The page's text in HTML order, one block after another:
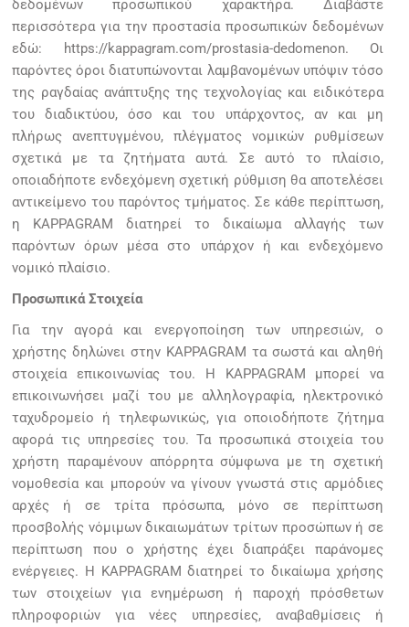
δεδομένων προσωπικού χαρακτήρα. Διαβάστε
περισσότερα για την προστασία προσωπικών δεδομένων
εδώ:
https://kappagram.com/prostasia-dedomenon. Οι
παρόντες όροι διατυπώνονται λαμβανομένων υπόψιν τόσο
της ραγδαίας ανάπτυξης της τεχνολογίας και ειδικότερα
του διαδικτύου, όσο και του υπάρχοντος, αν και μη
πλήρως ανεπτυγμένου, πλέγματος νομικών ρυθμίσεων
σχετικά με τα ζητήματα αυτά. Σε αυτό το πλαίσιο,
οποιαδήποτε ενδεχόμενη σχετική ρύθμιση θα αποτελέσει
αντικείμενο του παρόντος τμήματος. Σε κάθε περίπτωση,
η KAPPAGRAM διατηρεί το δικαίωμα αλλαγής των
παρόντων όρων μέσα στο υπάρχον ή και ενδεχόμενο
νομικό πλαίσιο.
Προσωπικά Στοιχεία
Για την αγορά και ενεργοποίηση των υπηρεσιών, ο
χρήστης δηλώνει στην KAPPAGRAM τα σωστά και αληθή
στοιχεία επικοινωνίας του. Η KAPPAGRAM μπορεί να
επικοινωνήσει μαζί του με αλληλογραφία, ηλεκτρονικό
ταχυδρομείο ή τηλεφωνικώς, για οποιοδήποτε ζήτημα
αφορά τις υπηρεσίες του. Τα προσωπικά στοιχεία του
χρήστη παραμένουν απόρρητα σύμφωνα με τη σχετική
νομοθεσία και μπορούν να γίνουν γνωστά στις αρμόδιες
αρχές ή σε τρίτα πρόσωπα, μόνο σε περίπτωση
προσβολής νόμιμων δικαιωμάτων τρίτων προσώπων ή σε
περίπτωση που ο χρήστης έχει διαπράξει παράνομες
ενέργειες. Η KAPPAGRAM διατηρεί το δικαίωμα χρήσης
των στοιχείων για ενημέρωση ή παροχή πρόσθετων
πληροφοριών για νέες υπηρεσίες, αναβαθμίσεις ή